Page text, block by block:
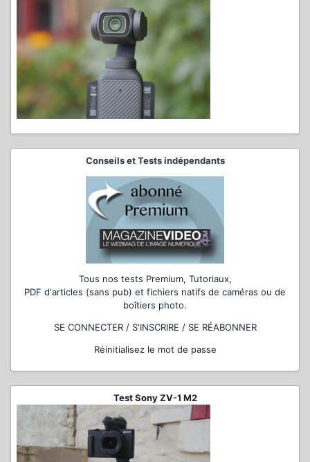
Conseils et Tests indépendants
Tous nos tests Premium, Tutoriaux,
PDF d'articles (sans pub) et fichiers natifs de caméras ou de
boîtiers photo.
SE CONNECTER / S'INSCRIRE / SE RÉABONNER
Réinitialisez le mot de passe
Test Sony ZV-1 M2